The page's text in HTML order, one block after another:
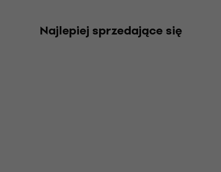
Najlepiej sprzedające się